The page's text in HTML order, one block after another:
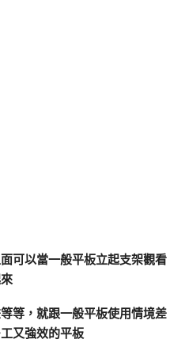
可以當一般平板立起支架觀看
等，就跟一般平板使用情境差
又強效的平板